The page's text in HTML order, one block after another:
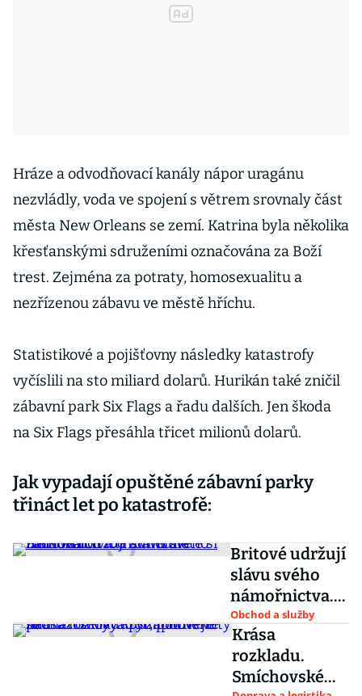
Hráze a odvodňovací kanály nápor uragánu
nezvládly, voda ve spojení s větrem srovnaly část
města New Orleans se zemí. Katrina byla několika
křesťanskými sdruženími označována za Boží
trest. Zejména za potraty, homosexualitu a
nezřízenou zábavu ve městě hříchu.
Statistikové a pojišťovny následky katastrofy
vyčíslili na sto miliard dolarů. Hurikán také zničil
zábavní park Six Flags a řadu dalších. Jen škoda
na Six Flags přesáhla třicet milionů dolarů.
Jak vypadají opuštěné zábavní parky
třináct let po katastrofě:
Britové udržují
slávu svého
námořnictva.
Prohlédněte si
zachovalou loď
admirála
Nelsona
Obchod a služby
Krása
rozkladu.
Smíchovské